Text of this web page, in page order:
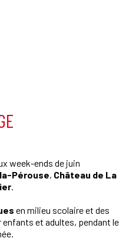
week-ends de juin
Pérouse, Château de La
.
en milieu scolaire et des
et adultes, pendant le